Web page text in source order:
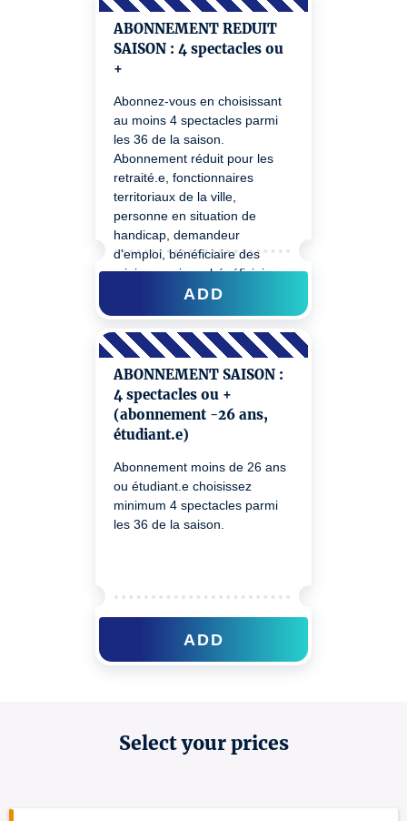
ABONNEMENT REDUIT
SAISON : 4 spectacles ou
+
Abonnez-vous en choisissant
au moins 4 spectacles parmi
les 36 de la saison.
Abonnement réduit pour les
retraité.e, fonctionnaires
territoriaux de la ville,
personne en situation de
handicap, demandeur
d'emploi, bénéficiaire des
minima sociaux, bénéficiaire
du Pass éducation
ADD
ABONNEMENT SAISON :
4 spectacles ou +
(abonnement -26 ans,
étudiant.e)
Abonnement moins de 26 ans
ou étudiant.e choisissez
minimum 4 spectacles parmi
les 36 de la saison.
ADD
Select your prices